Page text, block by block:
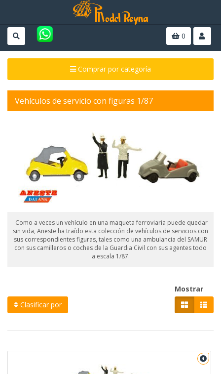
0
Comprar por categoría
Vehículos de servicio con figuras 1/87
Como a veces un vehículo en una maqueta ferroviaria puede quedar
sin vida, Aneste ha traído esta colección de vehículos de servicios con
sus correspondientes figuras, tales como una ambulancia del SAMUR
con sus camilleros o coches de la Guardia Civil con sus agentes todo
a escala 1/87.
Clasificar por
Mostrar